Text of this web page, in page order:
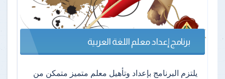
برنامج إعداد معلم اللغة العربية
يلتزم البرنامج بإعداد وتأهيل معلم متميز متمكن من